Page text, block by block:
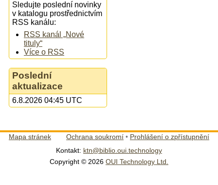
Sledujte poslední novinky
v katalogu prostřednictvím
RSS kanálu:
RSS kanál „Nové
tituly“
Více o RSS
Poslední
aktualizace
6.8.2026 04:45 UTC
Mapa stránek Ochrana soukromí • Prohlášení o zpřístupnění
Kontakt: ktn@biblio.oui.technology
Copyright © 2026 OUI Technology Ltd.